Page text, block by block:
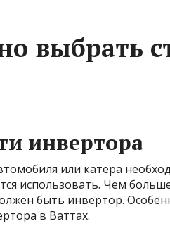
выбрать
инвертора
или катера
использовать. Чем
быть инвертор.
в Ваттах.